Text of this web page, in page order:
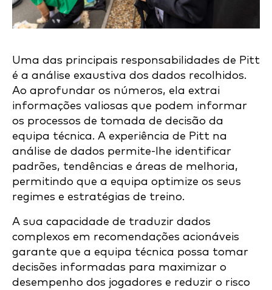
Uma das principais responsabilidades de Pitt
é a análise exaustiva dos dados recolhidos.
Ao aprofundar os números, ela extrai
informações valiosas que podem informar
os processos de tomada de decisão da
equipa técnica. A experiência de Pitt na
análise de dados permite-lhe identificar
padrões, tendências e áreas de melhoria,
permitindo que a equipa optimize os seus
regimes e estratégias de treino.
A sua capacidade de traduzir dados
complexos em recomendações acionáveis
garante que a equipa técnica possa tomar
decisões informadas para maximizar o
desempenho dos jogadores e reduzir o risco